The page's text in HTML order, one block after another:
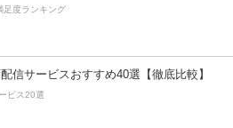
足度ランキング
信サービスおすすめ40選【徹底比較】
ビス20選